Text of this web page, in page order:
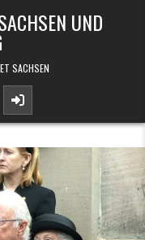
UND
SACHSEN